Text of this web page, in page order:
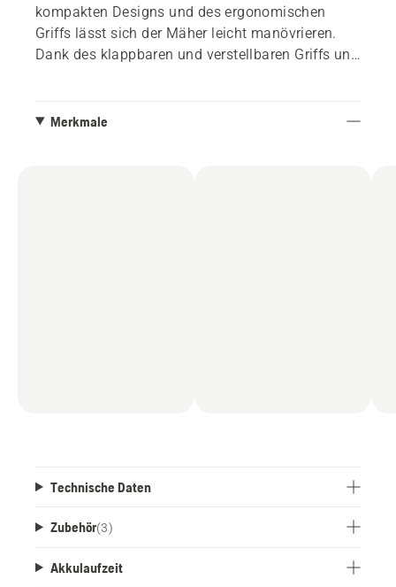
kompakten Designs und des ergonomischen
Griffs lässt sich der Mäher leicht manövrieren.
Dank des klappbaren und verstellbaren Griffs und
Kompatibel mit dem 36-V-Akkusystem von
Merkmale
Technische Daten
Zubehör(3)
Akkulaufzeit